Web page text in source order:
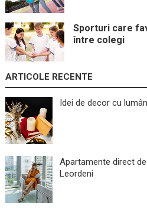
Sporturi care
între colegi
ARTICOLE RECENTE
Idei de decor cu
Apartamente direct
Leordeni